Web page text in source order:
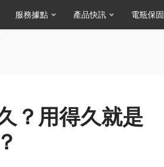
服務據點 產品快訊 電瓶保固
？用得久就是